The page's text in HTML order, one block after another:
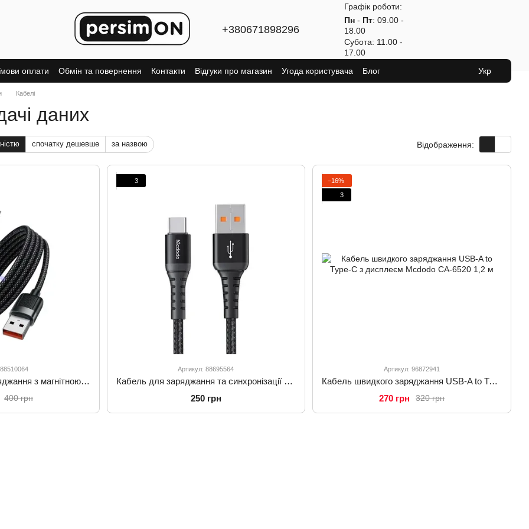
+380671898296
Графік роботи:
Пн- Пт: 09.00 -
18.00
Субота: 11.00 -
17.00
оплати Обмін та повернення Контакти Відгуки про магазин Угода користувача Блог Укр
Кабелі
даних
спочатку дешевше за назвою Відображення:
Кабель швидкого заряджання з магнітною функцією Mcdodo USB-A to USB-C 6A Magnetic Self-Winding Data Cable 1.2m CA-5650
400 грн
3
Артикул: 88695564
Кабель для заряджання та синхронізації даних Mcdodo USB-A to Type-C CA-2273
250 грн
−16%
3
Артикул: 96872941
Кабель швидкого заряджання USB-A to Type-C з дисплеєм Mcdodo CA-6520 1,2 м
320 грн
270 грн